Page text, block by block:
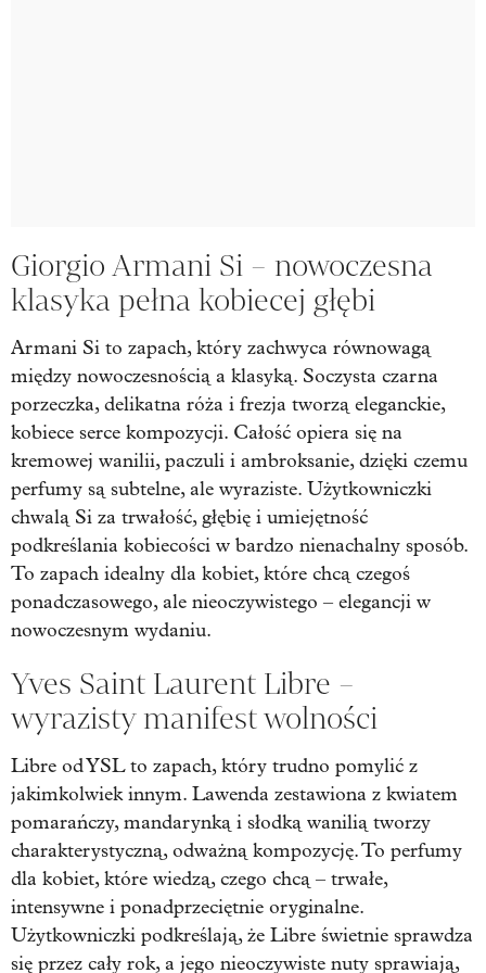
Giorgio Armani Si – nowoczesna
klasyka pełna kobiecej głębi
Armani Si to zapach, który zachwyca równowagą
między nowoczesnością a klasyką. Soczysta czarna
porzeczka, delikatna róża i frezja tworzą eleganckie,
kobiece serce kompozycji. Całość opiera się na
kremowej wanilii, paczuli i ambroksanie, dzięki czemu
perfumy są subtelne, ale wyraziste. Użytkowniczki
chwalą Si za trwałość, głębię i umiejętność
podkreślania kobiecości w bardzo nienachalny sposób.
To zapach idealny dla kobiet, które chcą czegoś
ponadczasowego, ale nieoczywistego – elegancji w
nowoczesnym wydaniu.
Yves Saint Laurent Libre –
wyrazisty manifest wolności
Libre od YSL to zapach, który trudno pomylić z
jakimkolwiek innym. Lawenda zestawiona z kwiatem
pomarańczy, mandarynką i słodką wanilią tworzy
charakterystyczną, odważną kompozycję. To perfumy
dla kobiet, które wiedzą, czego chcą – trwałe,
intensywne i ponadprzeciętnie oryginalne.
Użytkowniczki podkreślają, że Libre świetnie sprawdza
się przez cały rok, a jego nieoczywiste nuty sprawiają,